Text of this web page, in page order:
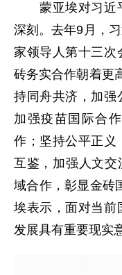
蒙亚埃对习近平
深刻。去年9月，
家领导人第十三次
砖务实合作朝着更
持同舟共济，加强
加强疫苗国际合
作；坚持公平正义
互鉴，加强人文交
域合作，彰显金砖
埃表示，面对当前
发展具有重要现实